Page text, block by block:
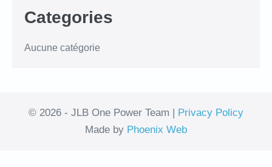
Categories
Aucune catégorie
© 2026 - JLB One Power Team | Privacy Policy
Made by Phoenix Web